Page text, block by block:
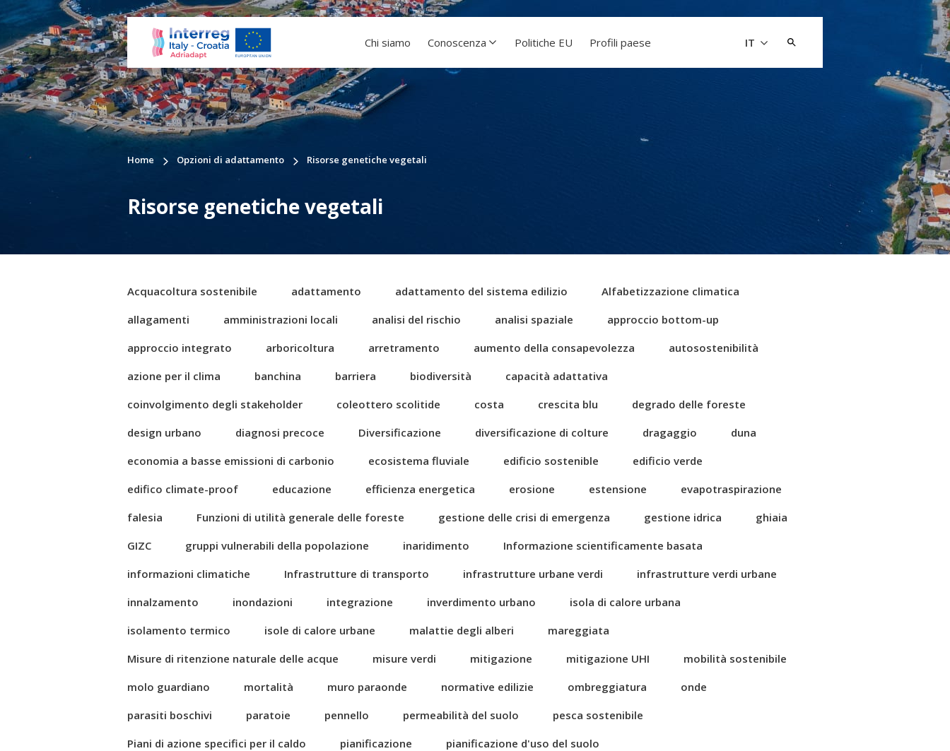
IT
Chi siamo Conoscenza Politiche EU Profili paese
Home Opzioni di adattamento Risorse genetiche vegetali
Risorse genetiche vegetali
Acquacoltura sostenibile adattamento adattamento del sistema edilizio
Alfabetizzazione climatica
allagamenti
amministrazioni locali analisi del rischio analisi spaziale
approccio bottom-up
approccio integrato
arboricoltura arretramento aumento della consapevolezza
autosostenibilità
azione per il clima
banchina barriera biodiversità
capacità adattativa
coinvolgimento degli stakeholder
coleottero scolitide costa crescita blu
degrado delle foreste
design urbano
diagnosi precoce Diversificazione diversificazione di colture dragaggio
duna
economia a basse emissioni di carbonio
ecosistema fluviale edificio sostenible
edificio verde
edifico climate-proof
educazione efficienza energetica erosione estensione
evapotraspirazione
falesia
Funzioni di utilità generale delle foreste gestione delle crisi di emergenza gestione idrica
ghiaia
GIZC
gruppi vulnerabili della popolazione inaridimento
Informazione scientificamente basata
informazioni climatiche
Infrastrutture di transporto infrastrutture urbane verdi
infrastrutture verdi urbane
innalzamento
inondazioni integrazione inverdimento urbano
isola di calore urbana
isolamento termico
isole di calore urbane malattie degli alberi
mareggiata
Misure di ritenzione naturale delle acque
misure verdi mitigazione mitigazione UHI
mobilità sostenibile
molo guardiano
mortalità muro paraonde normative edilizie ombreggiatura
onde
parasiti boschivi
paratoie pennello permeabilità del suolo
pesca sostenibile
Piani di azione specifici per il caldo
pianificazione
pianificazione d'uso del suolo